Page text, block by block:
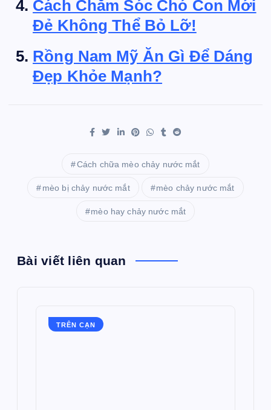
Cách Chăm Sóc Chó Con Mới
Đẻ Không Thể Bỏ Lỡ!
Rồng Nam Mỹ Ăn Gì Để Dáng
Đẹp Khỏe Mạnh?
Cách chữa mèo chảy nước mắt
mèo bị chảy nước mắt mèo chảy nước mắt
mèo hay chảy nước mắt
Bài viết liên quan
TRÊN CẠN